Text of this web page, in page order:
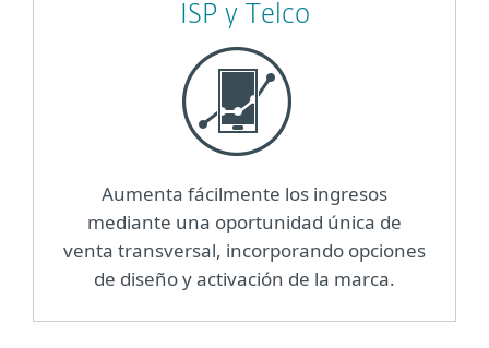
ISP y Telco
Aumenta fácilmente los ingresos
mediante una oportunidad única de
venta transversal, incorporando opciones
de diseño y activación de la marca.